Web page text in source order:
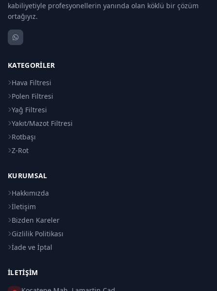
kabiliyetiyle profesyonellerin yanında olan köklü bir çözüm
ortağıyız.
KATEGORILER
Hava Filtresi
Polen Filtresi
Yağ Filtresi
Yakıt/Mazot Filtresi
Rotbaşı
Z-Rot
KURUMSAL
Hakkımızda
İletişim
Bizden Kareler
Gizlilik Politikası
İade ve İptal
İLETIŞIM